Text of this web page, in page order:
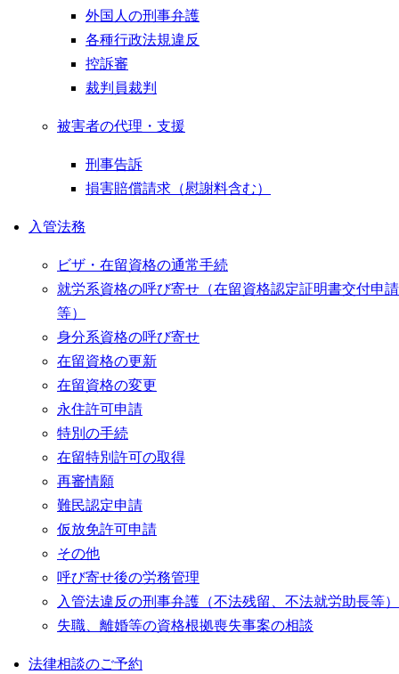
外国人の刑事弁護
各種行政法規違反
控訴審
裁判員裁判
被害者の代理・支援
刑事告訴
損害賠償請求（慰謝料含む）
入管法務
ビザ・在留資格の通常手続
就労系資格の呼び寄せ（在留資格認定証明書交付申請
等）
身分系資格の呼び寄せ
在留資格の更新
在留資格の変更
永住許可申請
特別の手続
在留特別許可の取得
再審情願
難民認定申請
仮放免許可申請
その他
呼び寄せ後の労務管理
入管法違反の刑事弁護（不法残留、不法就労助長等）
失職、離婚等の資格根拠喪失事案の相談
法律相談のご予約